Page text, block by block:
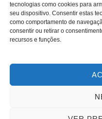
tecnologias como cookies para
seu dispositivo. Consentir estas
como comportamento de
consentir ou retirar o
recursos e funções.